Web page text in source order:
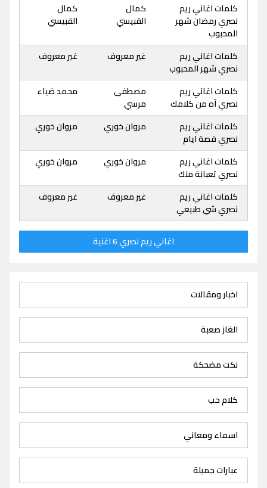
كلمات اغاني ريم
نصري رمضان شهر
المحبوب
كمال
القبيسي
كمال
القبيسي
كلمات اغاني ريم
نصري شهر المحبوب
غير معروف غير معروف
كلمات اغاني ريم
نصري آه من كلامك
مصطفى
مرسي
محمد ضياء
كلمات اغاني ريم
نصري قصة ايام
مروان خوري مروان خوري
كلمات اغاني ريم
نصري تعبانة منك
مروان خوري مروان خوري
كلمات اغاني ريم
نصري شي طبيعي
غير معروف غير معروف
اغاني ريم نصري 6 اغنية
اخبار ومقالات
الغاز صعبة
نكت مضحكة
كلام حب
اسماء ومعاني
عبارات جميلة